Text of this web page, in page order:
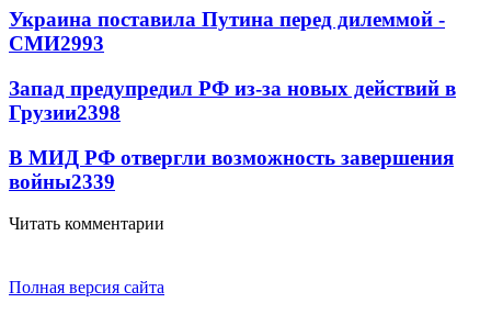
Украина поставила Путина перед дилеммой -
СМИ2993
Запад предупредил РФ из-за новых действий в
Грузии2398
В МИД РФ отвергли возможность завершения
войны2339
Читать комментарии
Полная версия сайта